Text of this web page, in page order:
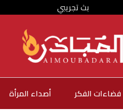
بث تجريبي
فضاءات الفكر أصداء المرأة